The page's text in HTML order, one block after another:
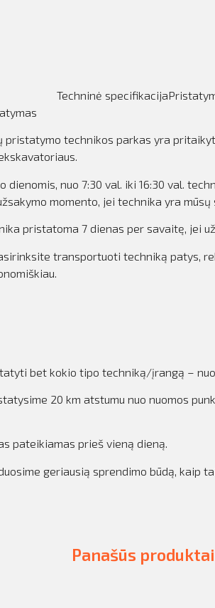
Techninė specifikacija
pristatymo technikos parkas yra
dienomis, nuo 7:30 val. iki 16:30 val.
momento, jei technika yra mūsų
pristatoma 7 dienas per savaitę, jei
transportuoti techniką patys,
bet kokio tipo techniką/įrangą –
20 km atstumu nuo nuomos
pateikiamas prieš vieną dieną.
geriausią sprendimo būdą, kaip
Panašūs produktai